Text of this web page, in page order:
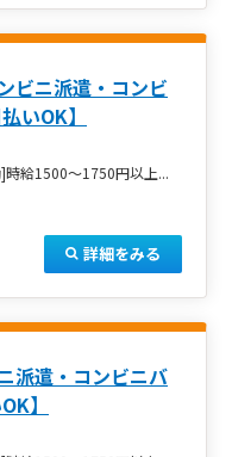
ビニ派遣・コンビ
いOK】
給1500～1750円以上...
詳細をみる
派遣・コンビニバ
】